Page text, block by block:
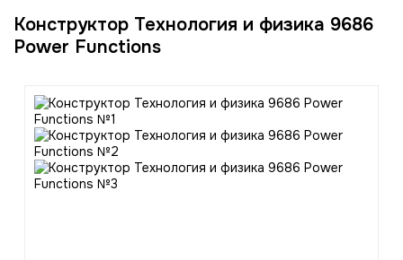
Конструктор Технология и физика 9686
Power Functions